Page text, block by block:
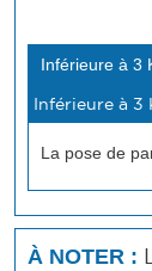
Inférieure à 3
La pose de
À NOTER :